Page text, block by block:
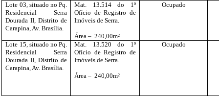
Lote 03, situado no Pq.
Residencial Serra
Dourada II, Distrito de
Carapina, Av. Brasília.
Mat. 13.514 do 1º
Ofício de Registro de
Imóveis de Serra
Área – 240,00m²
Ocupado
Lote 15, situado no Pq.
Residencial Serra
Dourada II, Distrito de
Carapina, Av. Brasília.
Mat. 13.520 do 1º
Ofício de Registro de
Imóveis de Serra.
Área – 240,00m²
Ocupado